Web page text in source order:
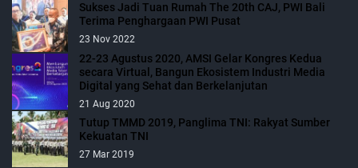
Sukses Jadi Tuan Rumah The 20th CAJ, PWI Bali
Terima Penghargaan PWI Pusat
23 Nov 2022
22-23 Agustus 2020, AMSI Gelar Kongres Kedua
secara Virtual, Bangun Ekosistem Industri Media
Digital yang Sehat dan Berkelanjutan
21 Aug 2020
Tutup TMMD 2019, Panglima TNI: Rakyat Sumber
Kekuatan TNI
27 Mar 2019